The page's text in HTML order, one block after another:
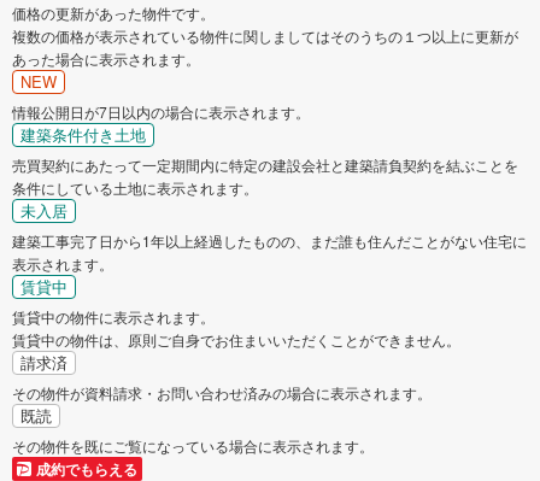
価格の更新があった物件です。
複数の価格が表示されている物件に関しましてはそのうちの１つ以上に更新が
あった場合に表示されます。
NEW
情報公開日が7日以内の場合に表示されます。
建築条件付き土地
売買契約にあたって一定期間内に特定の建設会社と建築請負契約を結ぶことを
条件にしている土地に表示されます。
未入居
建築工事完了日から1年以上経過したものの、まだ誰も住んだことがない住宅に
表示されます。
賃貸中
賃貸中の物件に表示されます。
賃貸中の物件は、原則ご自身でお住まいいただくことができません。
請求済
その物件が資料請求・お問い合わせ済みの場合に表示されます。
既読
その物件を既にご覧になっている場合に表示されます。
成約でもらえる